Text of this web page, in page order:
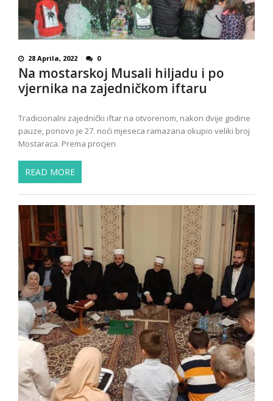
28 Aprila, 2022 0
Na mostarskoj Musali hiljadu i po
vjernika na zajedničkom iftaru
Tradicionalni zajednički iftar na otvorenom, nakon dvije godine
pauze, ponovo je 27. noći mjeseca ramazana okupio veliki broj
Mostaraca. Prema procjen
READ MORE